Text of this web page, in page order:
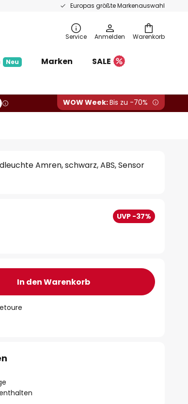
Europas größte Markenauswahl
Warenkorb
Service Anmelden
Neu Marken
SALE
WOW Week:Bis zu -70%
Amren, schwarz, ABS, Sensor
UVP -37%
In den Warenkorb